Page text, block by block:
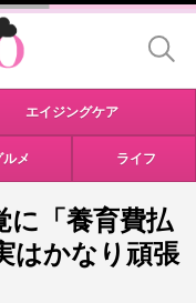
エイジングケア
ルメ ライフ
に「養育費払
はかなり頑張